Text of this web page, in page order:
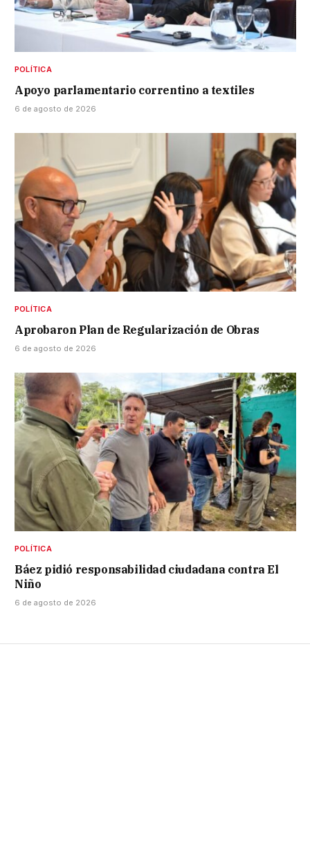
POLÍTICA
Apoyo parlamentario correntino a textiles
6 de agosto de 2026
POLÍTICA
Aprobaron Plan de Regularización de Obras
6 de agosto de 2026
POLÍTICA
Báez pidió responsabilidad ciudadana contra El
Niño
6 de agosto de 2026